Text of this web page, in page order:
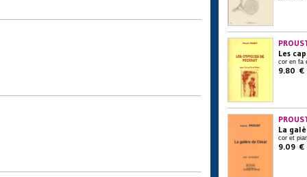
Les
cor en fa
9.80 €
La
cor et
9.09 €